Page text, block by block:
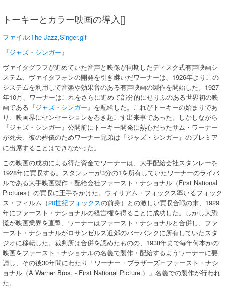
トーキーとカラー映画の導入[]
ファイル:The Jazz,Singer.gif
『ジャズ・シンガー』
ヴァイタグラフが進めていた音声と映像が同期したディスク式有声映画シ
ステム、ヴァイタフォンの開発を引き継いだワーナーは、1926年よりこの
システムを利用して音楽や効果音のある有声映画の製作を開始した。1927
年10月、ワーナーはこれをさらに進めて部分的にせりふのある世界初の映
画である『ジャズ・シンガー』を配給した。これがトーキーの始まりであ
り、映画界にセンセーションを巻き起こす出来事であった。しかしながら
『ジャズ・シンガー』公開前にトーキー開発に熱心だったサム・ワーナー
が死去、彼の葬儀のためワーナー兄弟は『ジャズ・シンガー』のプレミア
に出席することはできなかった。
この映画の成功による得た資金でワーナーは、大手配給会社スタンレーを
1928年に買収する。スタンレーが3分の1を所有していたワーナーのライバ
ルである大手映画製作・配給会社ファースト・ナショナル（First National
Pictures）の買収に王手をかけた。ウィリアム・フォックス率いるフォック
ス・フィルム（20世紀フォックスの前身）との激しい買収合戦の末、1929
年にファースト・ナショナルの経営権を得ることに成功した。しかし大恐
慌が映画業界を直撃、ワーナーはファースト・ナショナルと合併し、ファ
ースト・ナショナルがロサンゼルス近郊のバーバンクに所有していたスタ
ジオに移転した。裁判所は合併を認めたものの、1938年まで毎年何本かの
映画をファースト・ナショナルの名義で製作・配給するようワーナーに要
請し、その後30年間にわたり「ワーナー・ブラザーズ＝ファースト・ナシ
ョナル（A Warner Bros. - First National Picture.）」名義での製作が行われ
た。